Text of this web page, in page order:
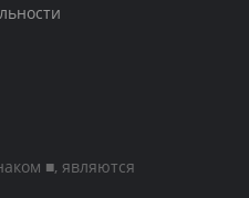
■, являются